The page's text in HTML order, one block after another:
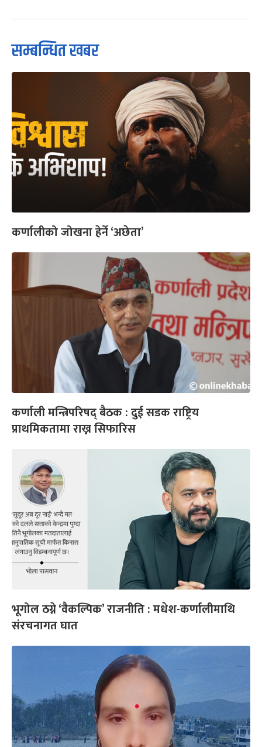
सम्बन्धित खबर
कर्णालीको जोखना हेर्ने ‘अछेता’
कर्णाली मन्त्रिपरिषद् बैठक : दुई सडक राष्ट्रिय
प्राथमिकतामा राख्न सिफारिस
भूगोल ठग्ने ‘वैकल्पिक’ राजनीति : मधेश-कर्णालीमाथि
संरचनागत घात